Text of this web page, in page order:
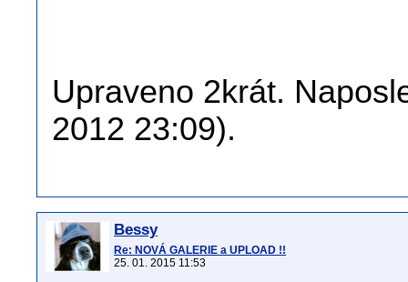
Upraveno 2krát.
2012 23:09).
Bessy
Re: NOVÁ GALERIE a UPLOAD !!
25. 01. 2015 11:53